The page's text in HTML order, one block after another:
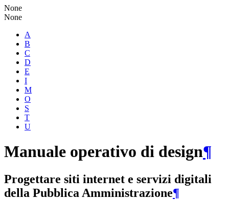
None
None
A
B
C
D
E
I
M
O
S
T
U
Manuale operativo di design¶
Progettare siti internet e servizi digitali
della Pubblica Amministrazione¶